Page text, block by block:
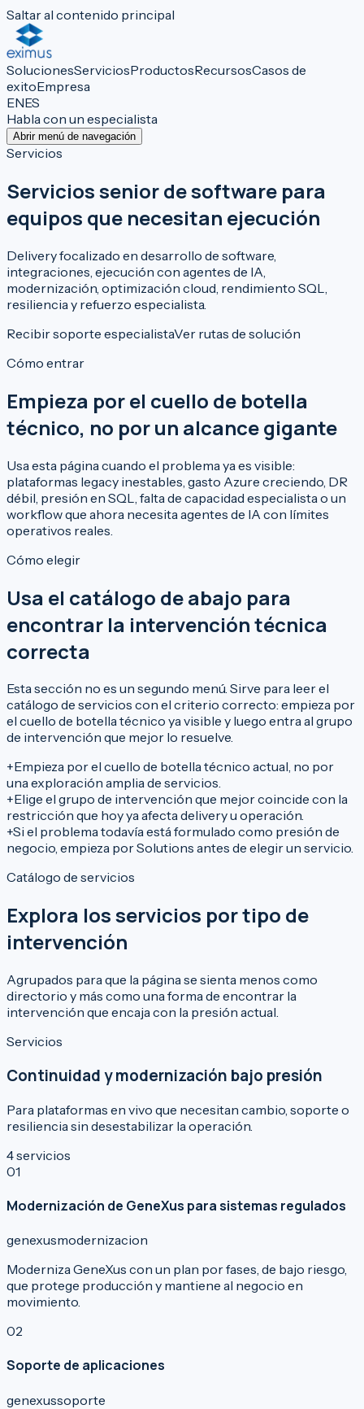
Saltar al contenido principal
SolucionesServiciosProductosRecursosCasos de
exitoEmpresa
ENES
Habla con un especialista
Abrir menú de navegación
Servicios
Servicios senior de software para
equipos que necesitan ejecución
Delivery focalizado en desarrollo de software,
integraciones, ejecución con agentes de IA,
modernización, optimización cloud, rendimiento SQL,
resiliencia y refuerzo especialista.
Recibir soporte especialistaVer rutas de solución
Cómo entrar
Empieza por el cuello de botella
técnico, no por un alcance gigante
Usa esta página cuando el problema ya es visible:
plataformas legacy inestables, gasto Azure creciendo, DR
débil, presión en SQL, falta de capacidad especialista o un
workflow que ahora necesita agentes de IA con límites
operativos reales.
Cómo elegir
Usa el catálogo de abajo para
encontrar la intervención técnica
correcta
Esta sección no es un segundo menú. Sirve para leer el
catálogo de servicios con el criterio correcto: empieza por
el cuello de botella técnico ya visible y luego entra al grupo
de intervención que mejor lo resuelve.
+Empieza por el cuello de botella técnico actual, no por
una exploración amplia de servicios.
+Elige el grupo de intervención que mejor coincide con la
restricción que hoy ya afecta delivery u operación.
+Si el problema todavía está formulado como presión de
negocio, empieza por Solutions antes de elegir un servicio.
Catálogo de servicios
Explora los servicios por tipo de
intervención
Agrupados para que la página se sienta menos como
directorio y más como una forma de encontrar la
intervención que encaja con la presión actual.
Servicios
Continuidad y modernización bajo presión
Para plataformas en vivo que necesitan cambio, soporte o
resiliencia sin desestabilizar la operación.
4servicios
01
Modernización de GeneXus para sistemas regulados
genexusmodernizacion
Moderniza GeneXus con un plan por fases, de bajo riesgo,
que protege producción y mantiene al negocio en
movimiento.
02
Soporte de aplicaciones
genexussoporte